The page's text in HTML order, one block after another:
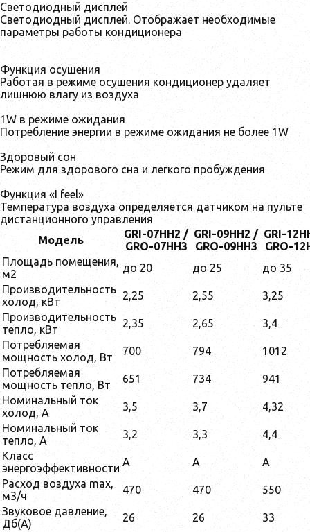
Светодиодный дисплей
Светодиодный дисплей. Отображает необходимые
параметры работы кондиционера
Функция осушения
Работая в режиме осушения кондиционер удаляет
лишнюю влагу из воздуха
1W в режиме ожидания
Потребление энергии в режиме ожидания не более 1W
Здоровый сон
Режим для здорового сна и легкого пробуждения
Функция «I feel»
Температура воздуха определяется датчиком на пульте
дистанционного управления
Модель
GRI-07HH2 /
GRO-07HH3
GRI-09HH2 /
GRO-09HH3
GRI-
GRO-
Площадь помещения,
м2
до 20 до 25
до 35
Производительность
холод, кВт
2,25 2,55
3,25
Производительность
тепло, кВт
2,35 2,65
3,4
Потребляемая
мощность холод, Вт
700 794
1012
Потребляемая
мощность тепло, Вт
651 734
941
Номинальный ток
холод, А
3,5 3,7
4,32
Номинальный ток
тепло, А
3,2 3,3
4,4
Класс
энергоэффективности A A
A
Расход воздуха max,
м3/ч
470 470
550
Звуковое давление,
Дб(А)
26 26
33